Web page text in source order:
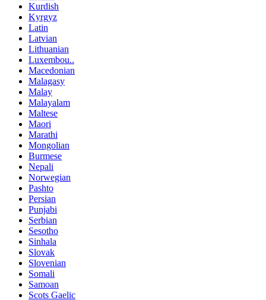
Kurdish
Kyrgyz
Latin
Latvian
Lithuanian
Luxembou..
Macedonian
Malagasy
Malay
Malayalam
Maltese
Maori
Marathi
Mongolian
Burmese
Nepali
Norwegian
Pashto
Persian
Punjabi
Serbian
Sesotho
Sinhala
Slovak
Slovenian
Somali
Samoan
Scots Gaelic